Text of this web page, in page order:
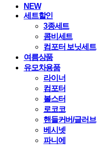
NEW
세트할인
3종세트
콤비세트
컴포터 보닛세트
여름상품
유모차용품
라이너
컴포터
볼스터
로코코
핸들커버/글러브
베시넷
파니에